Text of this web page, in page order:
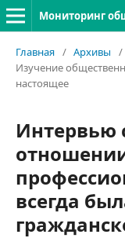
Главная / Архивы /
Изучение
настоящее
Интервью
всегда